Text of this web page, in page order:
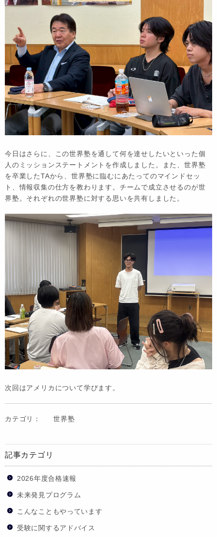
今日はさらに、この世界塾を通して何を達せしたいといった個
人のミッションステートメントを作成しました。また、世界塾
を卒業したTAから、世界塾に臨むにあたってのマインドセッ
ト、情報収集の仕方を教わります。チームで成立させるのが世
界塾。それぞれの世界塾に対する思いを共有しました。
次回はアメリカについて学びます。
カテゴリ： 世界塾
記事カテゴリ
2026年度合格速報
未来発見プログラム
こんなこともやっています
受験に関するアドバイス